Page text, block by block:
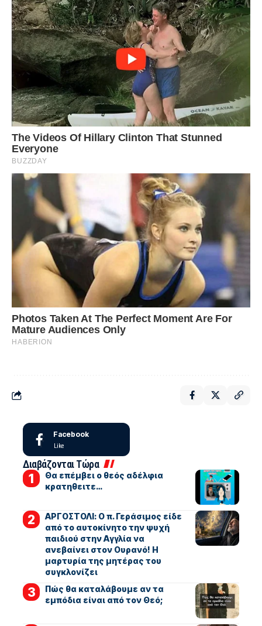
Facebook
Like
Διαβάζονται Τώρα
Θα επέμβει ο θεός αδέλφια
κρατηθειτε…
ΑΡΓΟΣΤΟΛΙ: Ο π. Γεράσιμος είδε
από το αυτοκίνητο την ψυχή
παιδιού στην Αγγλία να
ανεβαίνει στον Ουρανό! Η
μαρτυρία της μητέρας του
συγκλονίζει
Πώς θα καταλάβουμε αν τα
εμπόδια είναι από τον Θεό;